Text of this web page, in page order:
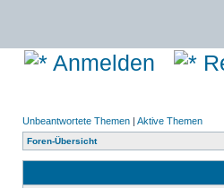
Anmelden
Unbeantwortete Themen | Aktive Themen
Foren-Übersicht